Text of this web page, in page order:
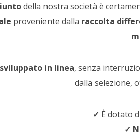
della nostra società è
proveniente dalla raccolta
sviluppato in linea, senza
dalla selezione,
✓ È dotato
✓